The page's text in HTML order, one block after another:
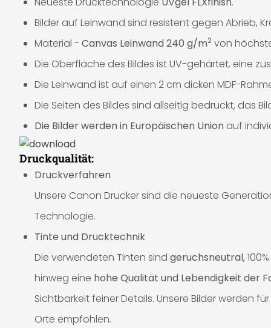
Bilder auf Leinwand sind resistent gegen Abrieb,
Material - Canvas Leinwand 240 g/m2 von
Die Oberfläche des Bildes ist UV-gehärtet, eine
Die Leinwand ist auf einen 2 cm dicken MDF-
Die Seiten des Bildes sind allseitig bedruckt, das
Die Bilder werden in Europäischen Union auf
Druckqualität:
Druckverfahren
Unsere Canon Drucker sind die neueste
Technologie.
Tinte und Drucktechnik
Die verwendeten Tinten sind geruchsneutral, 100%
hinweg eine hohe Qualität und Lebendigkeit der
Sichtbarkeit feiner Details. Unsere Bilder werden
Orte empfohlen.